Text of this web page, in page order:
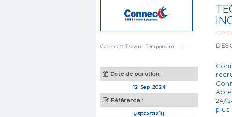
Connectt Travail Temporaire |
Date de parution :
12 Sep 2024
Référence :
yspcxzas1y
24/
plus